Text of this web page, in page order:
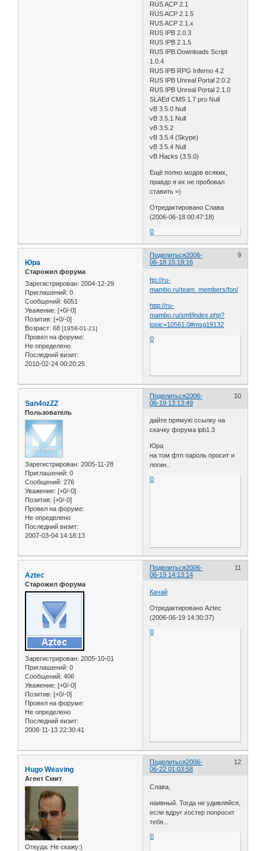
RUS ACP 2.1
RUS ACP 2.1.5
RUS ACP 2.1.x
RUS IPB 2.0.3
RUS IPB 2.1.5
RUS IPB Downloads Script
1.0.4
RUS IPB RPG Inferno 4.2
RUS IPB Unreal Portal 2.0.2
RUS IPB Unreal Portal 2.1.0
SLAEd CMS 1.7 pro Null
vB 3.5.0 Null
vB 3.5.1 Null
vB 3.5.2
vB 3.5.4 (Skype)
vB 3.5.4 Null
vB Hacks (3.5.0)
Ещё полно модов всяких,
правдо я их не пробовал
ставить =)
Отредактировано Слава
(2006-06-18 00:47:18)
0
Поделиться 9
2006-
06-18 15:19:16
Юра
Старожил форума
Зарегистрирован: 2004-12-29
Приглашений: 0
Сообщений: 6051
Уважение: [+0/-0]
Позитив: [+0/-0]
Возраст: 68 [1958-01-21]
Провел на форуме:
Не определено
Последний визит:
2010-02-24 00:20:25
ftp://ru-
mambo.ru/team_members/fon/
http://ru-
mambo.ru/smf/index.php?
topic=10561.0#msg19132
0
Поделиться 10
2006-
06-19 13:13:49
San4ozZZ
Пользователь
Зарегистрирован: 2005-11-28
Приглашений: 0
Сообщений: 276
Уважение: [+0/-0]
Позитив: [+0/-0]
Провел на форуме:
Не определено
Последний визит:
2007-03-04 14:18:13
дайте прямую ссылку на
скачку форума ipb1.3
Юра
на том фтп пароль просит и
логин..
0
Поделиться 11
2006-
06-19 14:13:14
Aztec
Старожил форума
Зарегистрирован: 2005-10-01
Приглашений: 0
Сообщений: 406
Уважение: [+0/-0]
Позитив: [+0/-0]
Провел на форуме:
Не определено
Последний визит:
2008-11-13 22:30:41
Качай
Отредактировано Aztec
(2006-06-19 14:30:37)
0
Поделиться 12
2006-
06-22 01:03:58
Hugo Weaving
Агент Смит
Откуда: Не скажу:)
Слава,
наивный. Тогда не удивляйся,
если вдруг хостер попросит
тебя...
0